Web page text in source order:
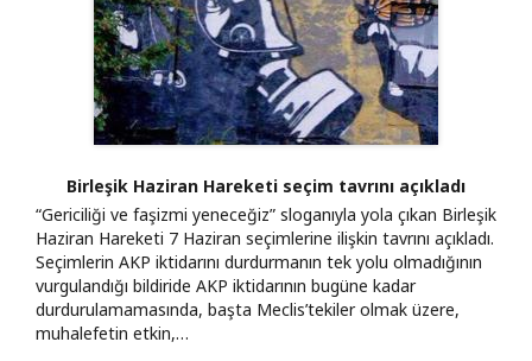
Birleşik Haziran Hareketi seçim tavrını açıkladı
“Gericiliği ve faşizmi yeneceğiz” sloganıyla yola çıkan Birleşik
Haziran Hareketi 7 Haziran seçimlerine ilişkin tavrını açıkladı.
Seçimlerin AKP iktidarını durdurmanın tek yolu olmadığının
vurgulandığı bildiride AKP iktidarının bugüne kadar
durdurulamamasında, başta Meclis’tekiler olmak üzere,
muhalefetin etkin,…